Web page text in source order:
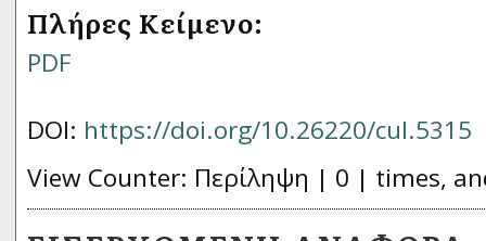
Πλήρες Κείμενο:
PDF
DOI: https://doi.org/10.26220/cul.5315
View Counter: Περίληψη | 0 | times,